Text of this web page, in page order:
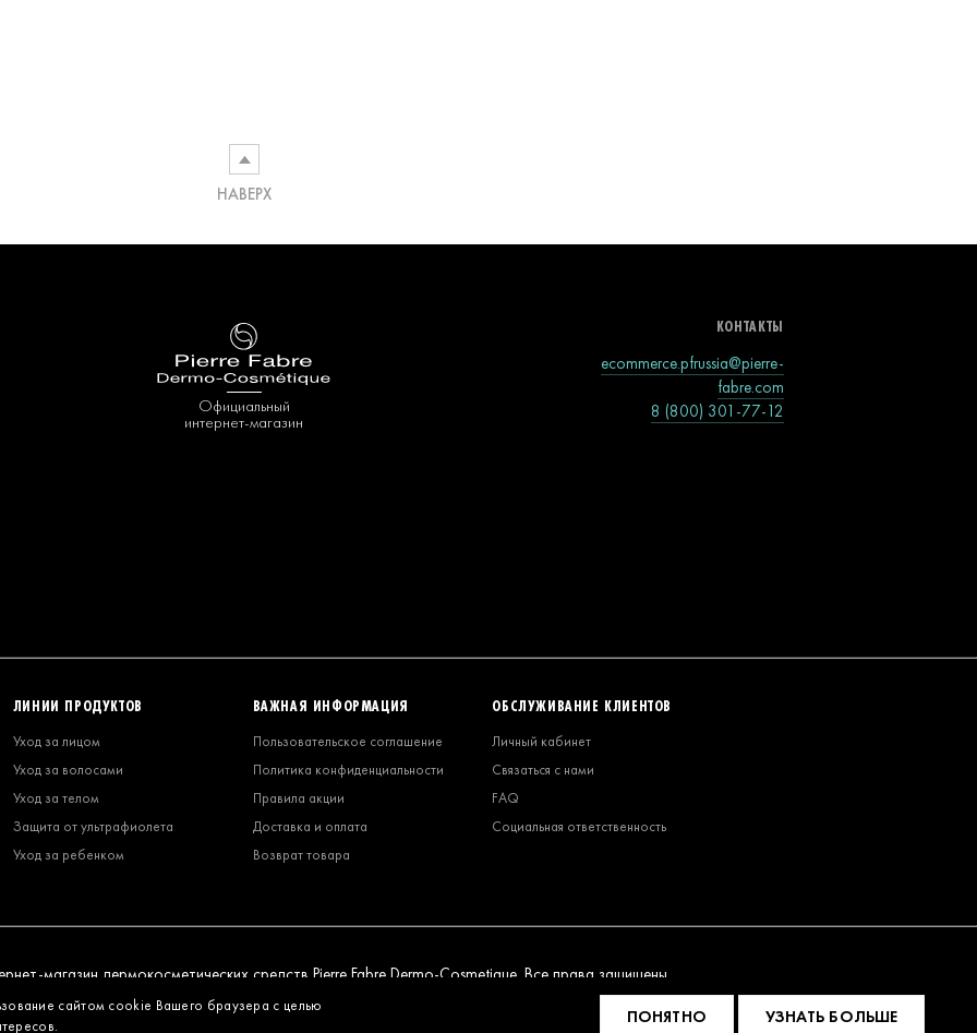
сайтом cookie Вашего браузера с целью
ПОНЯТНО УЗНАТЬ БОЛЬШЕ
НАВЕРХ
Официальный
интернет-магазин
КОНТАКТЫ
ecommerce.pfrussia@pierre-
fabre.com
8 (800) 301-77-12
ЛИНИИ ПРОДУКТОВ
Уход за лицом
Уход за волосами
Уход за телом
Защита от ультрафиолета
Уход за ребенком
ВАЖНАЯ ИНФОРМАЦИЯ
Пользовательское соглашение
Политика конфиденциальности
Правила акции
Доставка и оплата
Возврат товара
ОБСЛУЖИВАНИЕ КЛИЕНТОВ
Личный кабинет
Связаться с нами
FAQ
Социальная ответственность
магазин дермокосметических средств Pierre Fabre Dermo-Cosmetique. Все права защищены.